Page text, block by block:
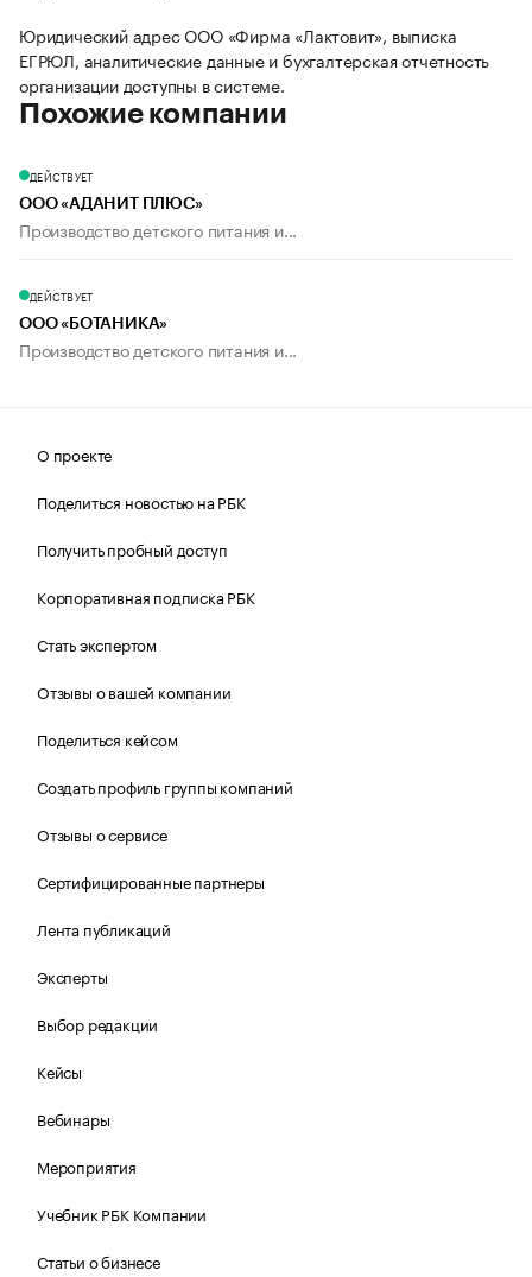
Юридический адрес ООО «Фирма «Лактовит», выписка
ЕГРЮЛ, аналитические данные и бухгалтерская отчетность
организации доступны в системе.
Похожие компании
ДЕЙСТВУЕТ
ООО «АДАНИТ ПЛЮС»
Производство детского питания и...
ДЕЙСТВУЕТ
ООО «БОТАНИКА»
Производство детского питания и...
О проекте
Поделиться новостью на РБК
Получить пробный доступ
Корпоративная подписка РБК
Стать экспертом
Отзывы о вашей компании
Поделиться кейсом
Создать профиль группы компаний
Отзывы о сервисе
Сертифицированные партнеры
Лента публикаций
Эксперты
Выбор редакции
Кейсы
Вебинары
Мероприятия
Учебник РБК Компании
Статьи о бизнесе